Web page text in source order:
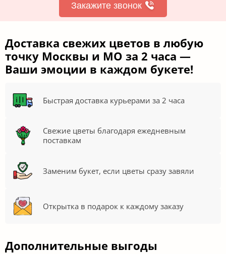
Закажите звонок
Доставка свежих цветов в любую
точку Москвы и МО за 2 часа —
Ваши эмоции в каждом букете!
Быстрая доставка курьерами за 2 часа
Свежие цветы благодаря ежедневным
поставкам
Заменим букет, если цветы сразу завяли
Открытка в подарок к каждому заказу
Дополнительные выгоды